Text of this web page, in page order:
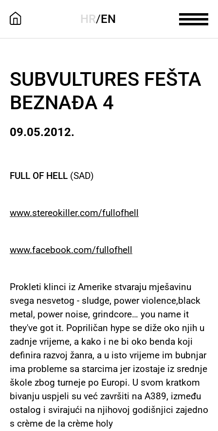
HR/EN
SUBVULTURES FEŠTA
BEZNAĐA 4
09.05.2012.
FULL OF HELL (SAD)
www.stereokiller.com/fullofhell
www.facebook.com/fullofhell
Prokleti klinci iz Amerike stvaraju mješavinu
svega nesvetog - sludge, power violence,black
metal, power noise, grindcore… you name it
they've got it. Popriličan hype se diže oko njih u
zadnje vrijeme, a kako i ne bi oko benda koji
definira razvoj žanra, a u isto vrijeme im bubnjar
ima probleme sa starcima jer izostaje iz srednje
škole zbog turneje po Europi. U svom kratkom
bivanju uspjeli su već završiti na A389, između
ostalog i svirajući na njihovoj godišnjici zajedno
s crème de la crème holy